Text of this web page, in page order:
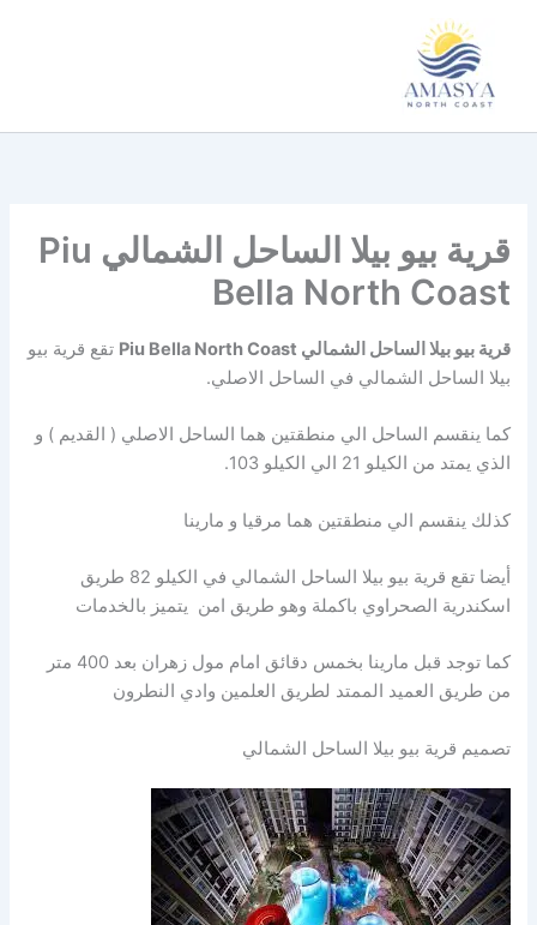
المحتوى
قرية بيو بيلا الساحل الشمالي Piu
Bella North Coast
قرية بيو بيلا الساحل الشمالي Piu Bella North Coast
تقع قرية بيو
بيلا الساحل الشمالي في الساحل الاصلي.
كما ينقسم الساحل الي منطقتين هما الساحل الاصلي ( القديم ) و
الذي يمتد من الكيلو 21 الي الكيلو 103.
كذلك ينقسم الي منطقتين هما مرقيا و مارينا
أيضا تقع قرية بيو بيلا الساحل الشمالي في الكيلو 82 طريق
اسكندرية الصحراوي باكملة وهو طريق امن يتميز بالخدمات
كما توجد قبل مارينا بخمس دقائق امام مول زهران بعد 400 متر
من طريق العميد الممتد لطريق العلمين وادي النطرون
تصميم قرية بيو بيلا الساحل الشمالي